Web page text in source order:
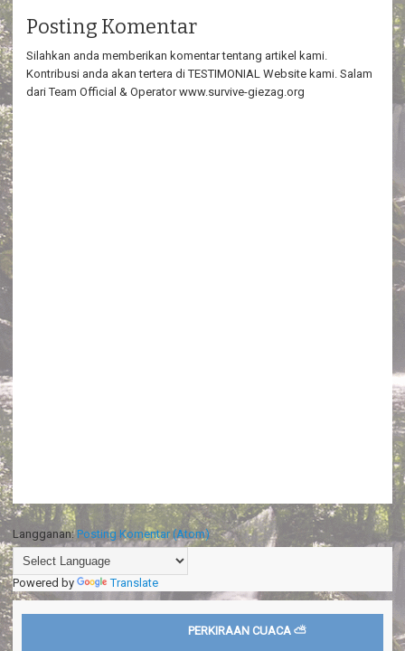
Posting Komentar
Silahkan anda memberikan komentar tentang artikel kami.
Kontribusi anda akan tertera di TESTIMONIAL Website kami. Salam
dari Team Official & Operator www.survive-giezag.org
Langganan:Posting Komentar (Atom)
Powered by Translate
PERKIRAAN CUACA ⛅